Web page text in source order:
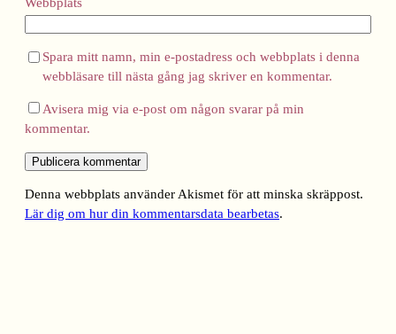
Spara mitt namn, min e-postadress och webbplats i denna
webbläsare till nästa gång jag skriver en kommentar.
Avisera mig via e-post om någon svarar på min
kommentar.
Denna webbplats använder Akismet för att minska skräppost.
Lär dig om hur din kommentarsdata bearbetas.